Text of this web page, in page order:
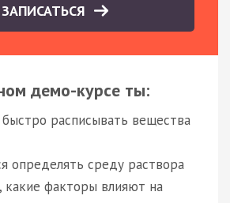
ЗАПИСАТЬСЯ
демо-курсе ты:
расписывать вещества
определять среду раствора
факторы влияют на